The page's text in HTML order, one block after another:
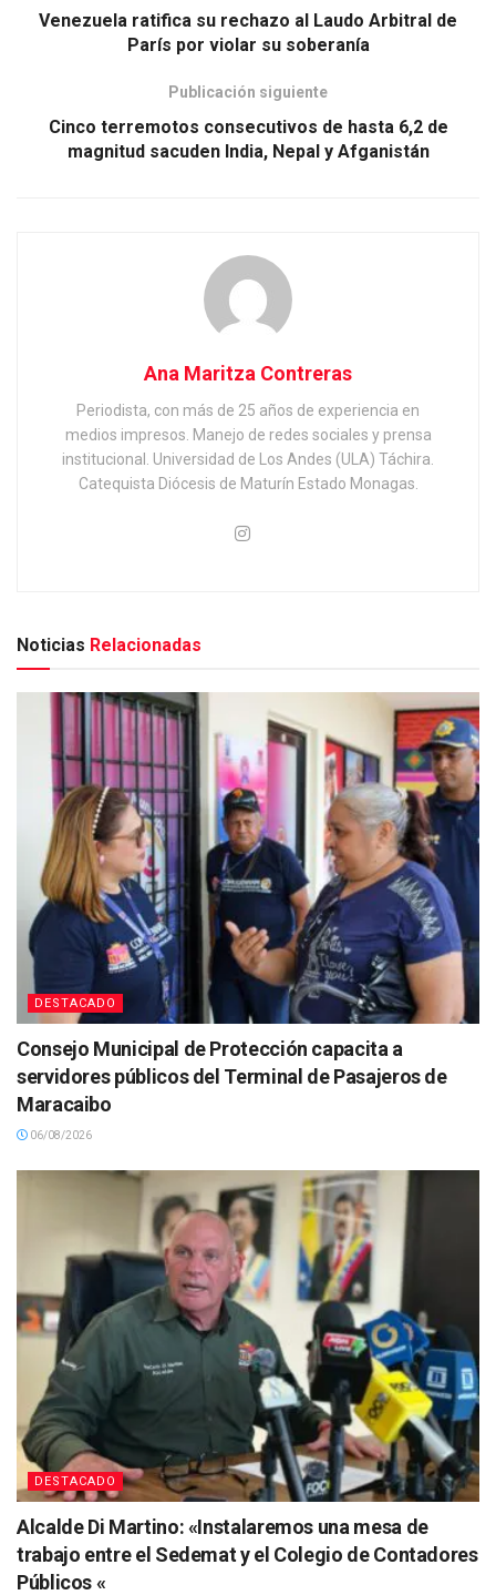
Venezuela ratifica su rechazo al Laudo Arbitral de
París por violar su soberanía
Publicación siguiente
Cinco terremotos consecutivos de hasta 6,2 de
magnitud sacuden India, Nepal y Afganistán
Ana Maritza Contreras
Periodista, con más de 25 años de experiencia en
medios impresos. Manejo de redes sociales y prensa
institucional. Universidad de Los Andes (ULA) Táchira.
Catequista Diócesis de Maturín Estado Monagas.
Noticias Relacionadas
DESTACADO
Consejo Municipal de Protección capacita a
servidores públicos del Terminal de Pasajeros de
Maracaibo
06/08/2026
DESTACADO
Alcalde Di Martino: «Instalaremos una mesa de
trabajo entre el Sedemat y el Colegio de Contadores
Públicos «